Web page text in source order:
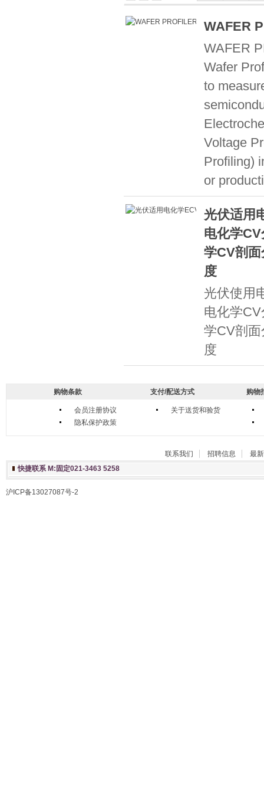
WAFER
WAFER
Wafer
to
Voltage
Profiling)
or
光伏适用
电化学
学CV剖
度
光伏使用
电化学
学CV剖
度
购物条款
会员注册协议
隐私保护政策
支付/配送方式
关于送货和验货
购物
联系我们 招聘信息
最
快捷联系 M:固定021-3463 5258
沪ICP备13027087号-2